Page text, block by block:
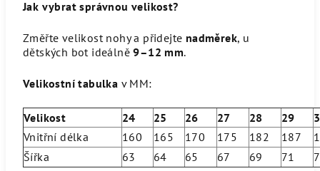
Jak vybrat správnou velikost?
Změřte velikost nohy a přidejte nadměrek, u
dětských bot ideálně 9–12 mm.
Velikostní tabulka v MM:
Velikost 24 25 26 27 28 29
Vnitřní délka
160 165 170 175 182 187
Šířka
63 64 65 67 69 71